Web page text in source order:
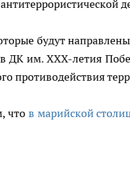
будут
ДК им. XXX-летия
противодействия
что в марийской